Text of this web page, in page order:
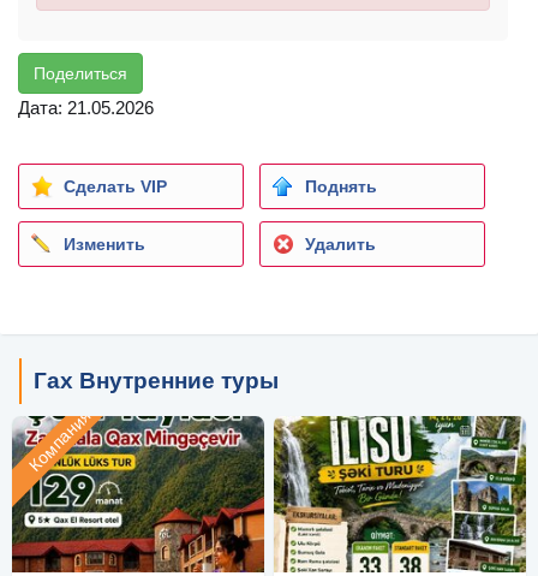
Поделиться
Дата: 21.05.2026
Сделать VIP Поднять
Изменить Удалить
Гах Внутренние туры
Компания